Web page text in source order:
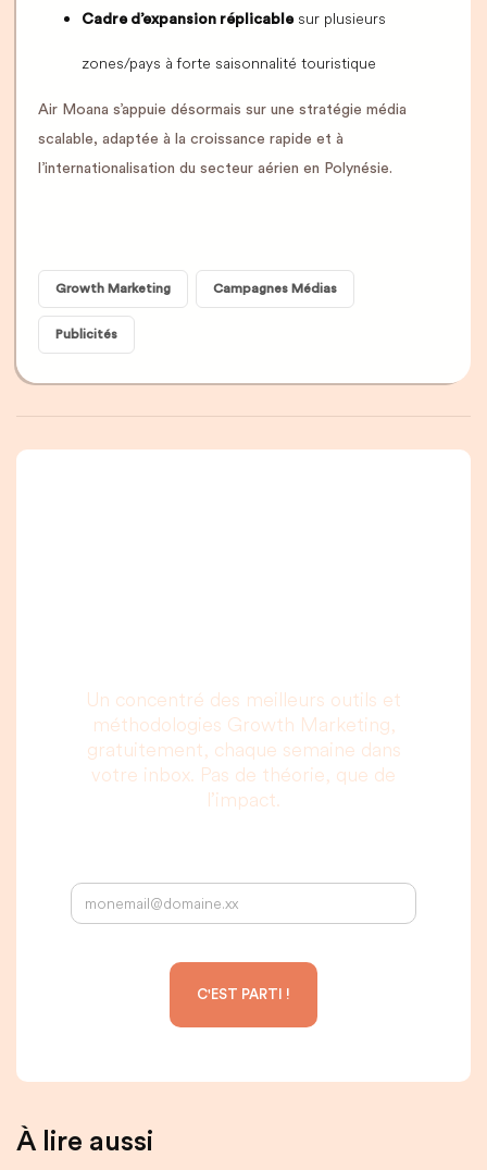
Cadre d’expansion réplicablesur plusieurs
zones/pays à forte saisonnalité touristique
Air Moana s’appuie désormais sur une stratégie média
scalable, adaptée à la croissance rapide et à
l’internationalisation du secteur aérien en Polynésie.
Growth Marketing Campagnes Médias
Publicités
Un concentré des meilleurs outils et
méthodologies Growth Marketing,
gratuitement, chaque semaine dans
votre inbox. Pas de théorie, que de
l’impact.
À lire aussi